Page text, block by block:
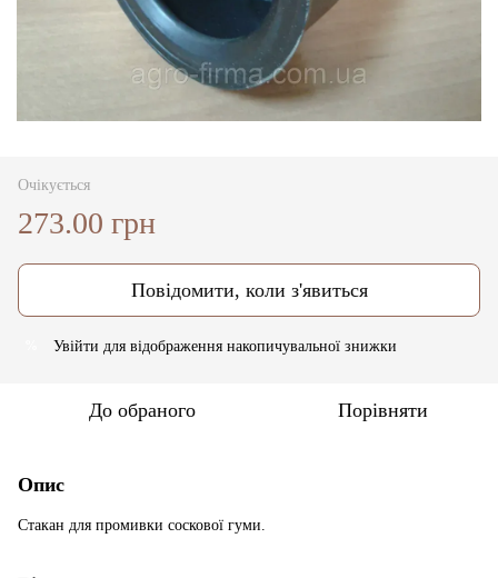
Очікується
273.00 грн
Повідомити, коли з'явиться
Увійти для відображення накопичувальної знижки
До обраного Порівняти
Опис
Стакан для промивки соскової гуми.